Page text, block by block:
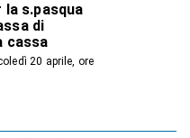
s.pasqua
di
cassa
20 aprile, ore